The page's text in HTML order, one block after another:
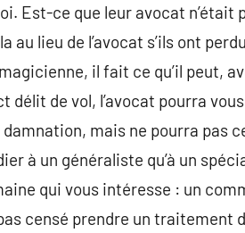
Est-ce que leur avocat n’était
au lieu de l’avocat s’ils ont
il fait ce qu’il peut,
délit de vol, l’avocat pourra
mais ne pourra pas
à un généraliste qu’à un
qui vous intéresse : un
censé prendre un traitement